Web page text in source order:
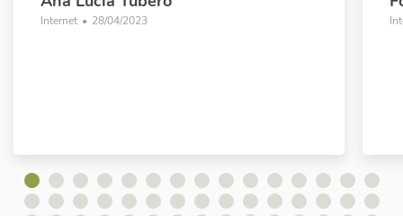
Internet • 28/04/2023